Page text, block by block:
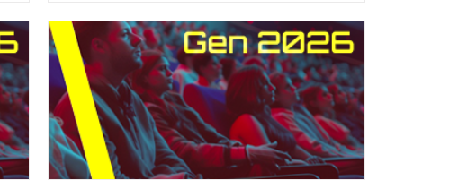
AGGIORNAMENTO AUDIMOVIE Il Profilo degli
Spettatori delle Sale Cinematografiche \ GENNAIO
2026
AUDIMOVIE Ricerche Pubblicità Cinema Il Profilo
degli Spettatori delle Sale Cinematografiche